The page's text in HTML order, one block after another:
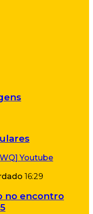
16:29
no encontro